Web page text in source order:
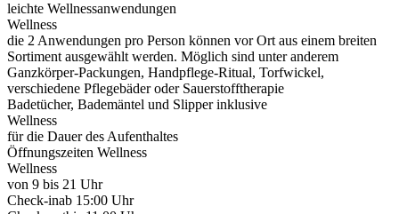
leichte Wellnessanwendungen
Wellness
die 2 Anwendungen pro Person können vor Ort aus einem breiten
Sortiment ausgewählt werden. Möglich sind unter anderem
Ganzkörper-Packungen, Handpflege-Ritual, Torfwickel,
verschiedene Pflegebäder oder Sauerstofftherapie
Badetücher, Bademäntel und Slipper inklusive
Wellness
für die Dauer des Aufenthaltes
Öffnungszeiten Wellness
Wellness
von 9 bis 21 Uhr
Check-inab 15:00 Uhr